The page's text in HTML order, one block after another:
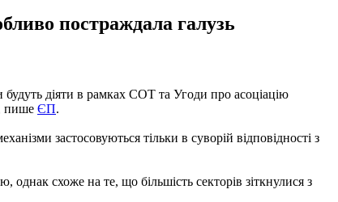
постраждала галузь
діяти в рамках СОТ та Угоди про асоціацію
пише ЄП.
застосовуються тільки в суворій відповідності з
схоже на те, що більшість секторів зіткнулися з